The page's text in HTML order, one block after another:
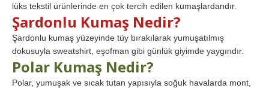
lüks tekstil ürünlerinde en çok tercih edilen kumaşlardandır.
Şardonlu Kumaş Nedir?
Şardonlu kumaş yüzeyinde tüy bırakılarak yumuşatılmış
dokusuyla sweatshirt, eşofman gibi günlük giyimde yaygındır.
Polar Kumaş Nedir?
Polar, yumuşak ve sıcak tutan yapısıyla soğuk havalarda mont,